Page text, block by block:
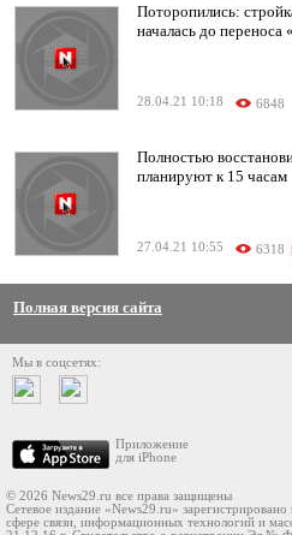
Поторопились:
началась до переноса
28.04.21 10:18 6848
Полностью
планируют к 15 часам
27.04.21 10:55 6318
Полная версия сайта
Мы в соцсетях:
Приложение
для iPhone
© 2026 News29.ru все права защищены
Сетевое издание «News29.ru»
сфере связи, информационных технологий и